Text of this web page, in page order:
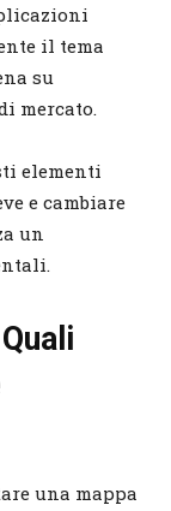
il tema
su
mercato.
elementi
e cambiare
un
una mappa